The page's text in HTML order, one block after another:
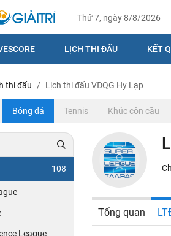
Thứ 7, ngày 8/8/2026
LỊCH THI ĐẤU KẾT
thi đấu Lịch thi đấu VĐQG Hy Lạp
Bóng đá Tennis Khúc côn cầu
108
League
Tổng quan